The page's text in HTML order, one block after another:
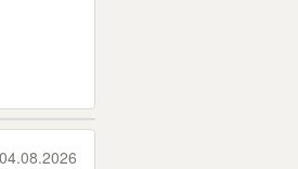
04.08.2026